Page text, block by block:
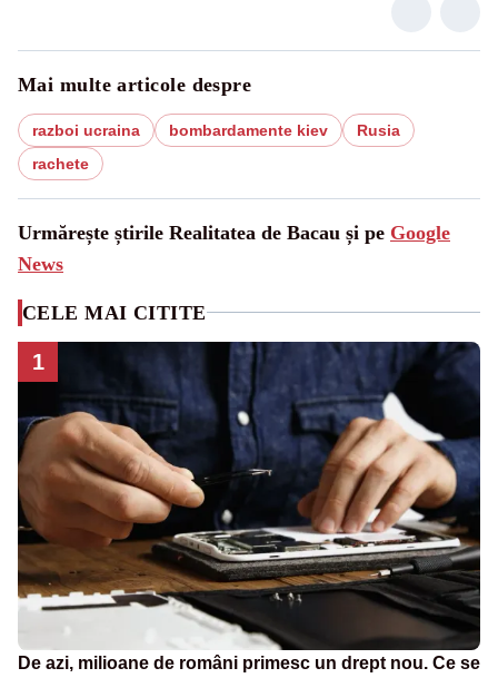
Mai multe articole despre
razboi ucraina bombardamente kiev
Rusia
rachete
Urmărește știrile Realitatea de Bacau și pe Google
News
CELE MAI CITITE
1
De azi, milioane de români primesc un drept nou. Ce se